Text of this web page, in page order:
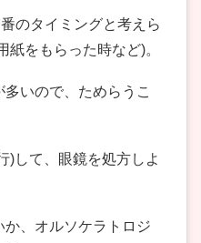
のタイミングと考えら
紙をもらった時など)。
いので、ためらうこ
)して、眼鏡を処方しよ
、オルソケラトロジ